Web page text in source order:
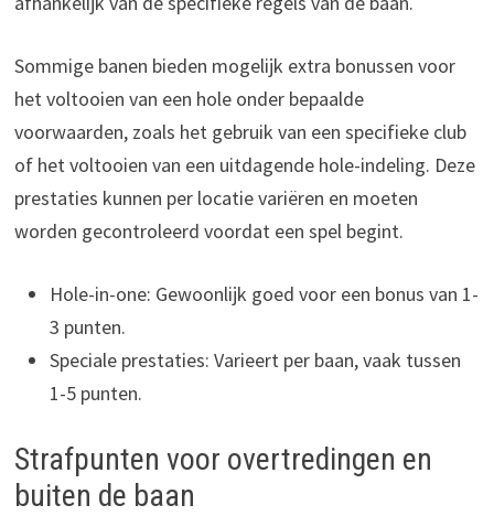
Sommige banen bieden mogelijk extra bonussen voor
het voltooien van een hole onder bepaalde
voorwaarden, zoals het gebruik van een specifieke club
of het voltooien van een uitdagende hole-indeling. Deze
prestaties kunnen per locatie variëren en moeten
worden gecontroleerd voordat een spel begint.
Hole-in-one: Gewoonlijk goed voor een bonus van 1-
3 punten.
Speciale prestaties: Varieert per baan, vaak tussen
1-5 punten.
Strafpunten voor overtredingen en
buiten de baan